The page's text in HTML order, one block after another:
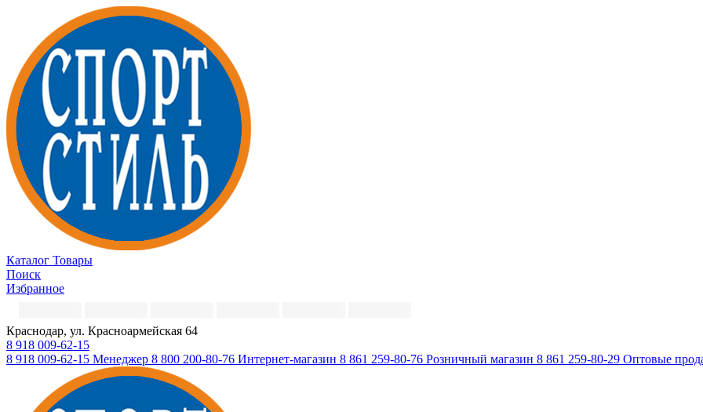
Каталог Товары
Поиск
Избранное
Краснодар, ул. Красноармейская 64
8 918 009-62-15
8 918 009-62-15 Менеджер 8 800 200-80-76 Интернет-магазин 8 861 259-80-76 Розничный магазин 8 861 259-80-29 Оптовые